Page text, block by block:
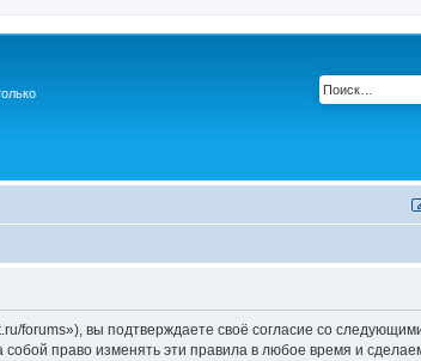
вы подтверждаете своё согласие со
право изменять эти правила в любое время и